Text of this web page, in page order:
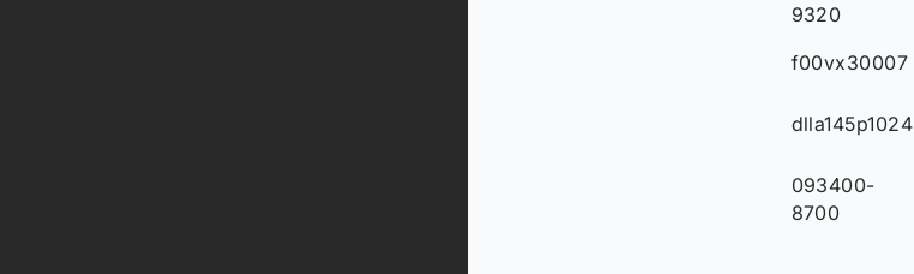
9320
f00vx30007
dlla145p1024
093400-
8700